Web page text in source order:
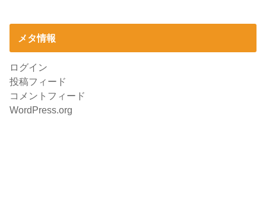
メタ情報
ログイン
投稿フィード
コメントフィード
WordPress.org